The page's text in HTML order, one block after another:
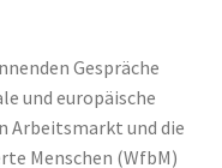
Gespräche
und europäische
Arbeitsmarkt und die
Menschen (WfbM)